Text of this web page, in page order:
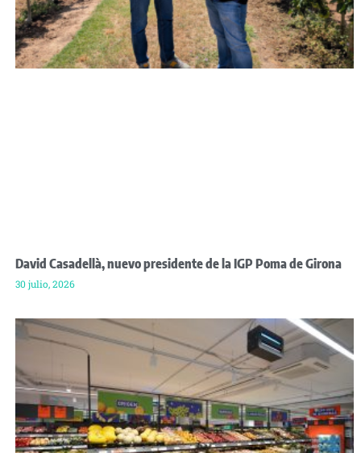
David Casadellà, nuevo presidente de la IGP Poma de Girona
30 julio, 2026